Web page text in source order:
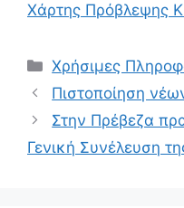
Χάρτης Πρόβλεψης
Χρήσιμες
Πιστοποίηση
Στην Πρέβεζα
Γενική Συνέλευση